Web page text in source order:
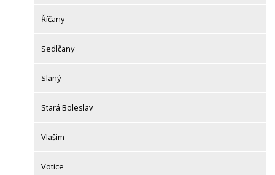
Říčany
Sedlčany
Slaný
Stará Boleslav
Vlašim
Votice